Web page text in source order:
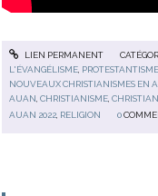
LIEN PERMANENT
L'ÉVANGÉLISME
NOUVEAUX CHRISTIANISMES EN
AUAN ,CHRISTIANISME ,
AUAN 2022 RELIGION 0